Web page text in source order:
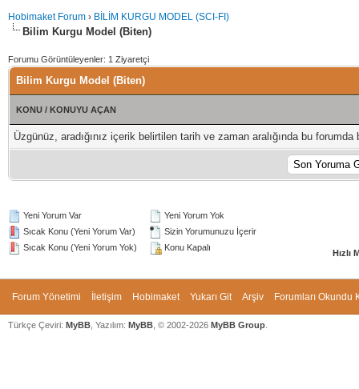
Hobimaket Forum › BİLİM KURGU MODEL (SCI-FI)
Bilim Kurgu Model (Biten)
Forumu Görüntüleyenler: 1 Ziyaretçi
Bilim Kurgu Model (Biten)
KONU / KONUYU AÇAN
Üzgünüz, aradığınız içerik belirtilen tarih ve zaman aralığında bu
Yeni Yorum Var
Sıcak Konu (Yeni Yorum Var)
Sıcak Konu (Yeni Yorum Yok)
Yeni Yorum Yok
Sizin Yorumunuzu İçerir
Konu Kapalı
Hızlı
Forum Yönetimi İletişim Hobimaket Yukarı Git Arşiv Forumları Okundu
Türkçe Çeviri: MyBB , Yazılım: MyBB , © 2002-2026 MyBB Group